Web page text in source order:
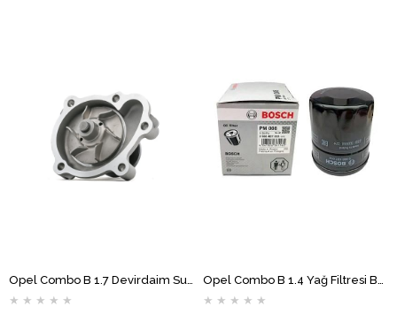
Opel Combo B 1.7 Devirdaim Su Pompası GRAF
★ ★ ★ ★ ★
Opel Combo B 1.4 Yağ Filtresi BOSCH
★ ★ ★ ★ ★